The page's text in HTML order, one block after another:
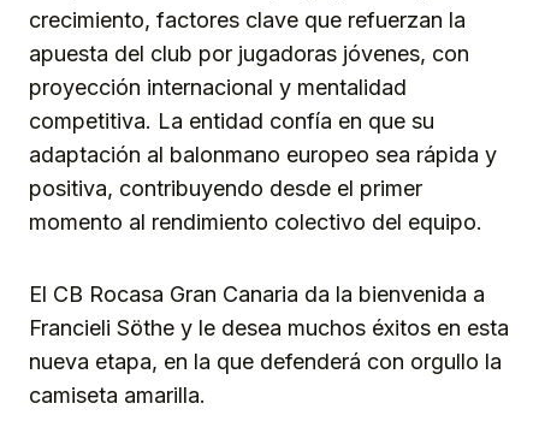
crecimiento, factores clave que refuerzan la
apuesta del club por jugadoras jóvenes, con
proyección internacional y mentalidad
competitiva. La entidad confía en que su
adaptación al balonmano europeo sea rápida y
positiva, contribuyendo desde el primer
momento al rendimiento colectivo del equipo.
El CB Rocasa Gran Canaria da la bienvenida a
Francieli Söthe y le desea muchos éxitos en esta
nueva etapa, en la que defenderá con orgullo la
camiseta amarilla.